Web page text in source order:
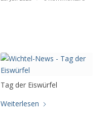
Tag der Eiswürfel
Weiterlesen